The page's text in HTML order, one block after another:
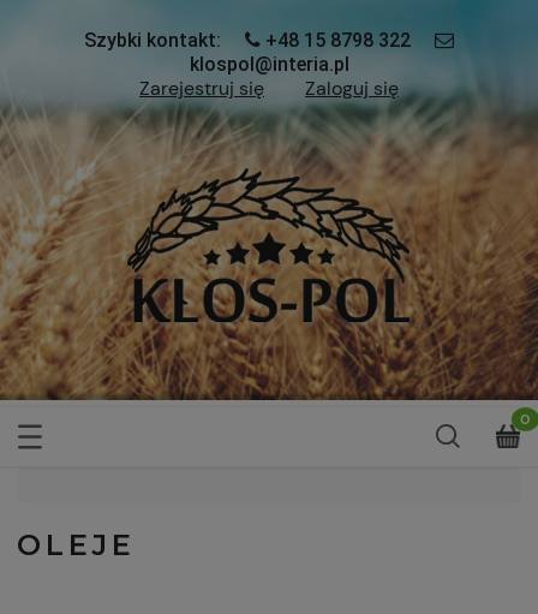
Szybki kontakt:
+48 15 8798 322
klospol@interia.pl
Zarejestruj się Zaloguj się
OLEJE